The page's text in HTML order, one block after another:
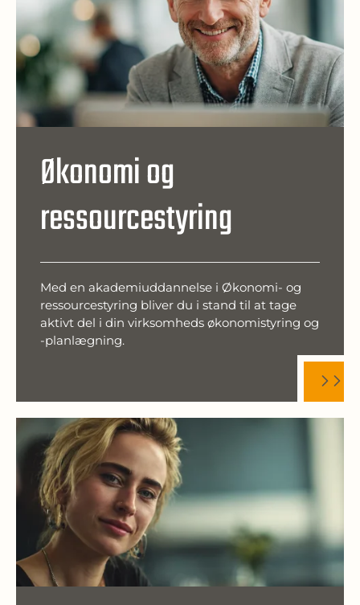
Økonomi og
ressourcestyring
Med en akademiuddannelse i Økonomi- og
ressourcestyring bliver du i stand til at tage
aktivt del i din virksomheds økonomistyring og
-planlægning.